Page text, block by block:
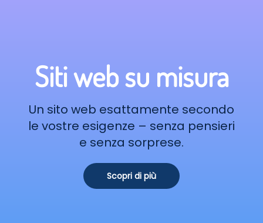
Siti web su misura
Un sito web esattamente secondo
le vostre esigenze – senza pensieri
e senza sorprese.
Scopri di più